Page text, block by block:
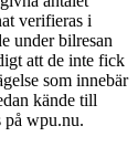
verifieras i
under bilresan
att de inte fick
som innebär
kände till
på wpu.nu.